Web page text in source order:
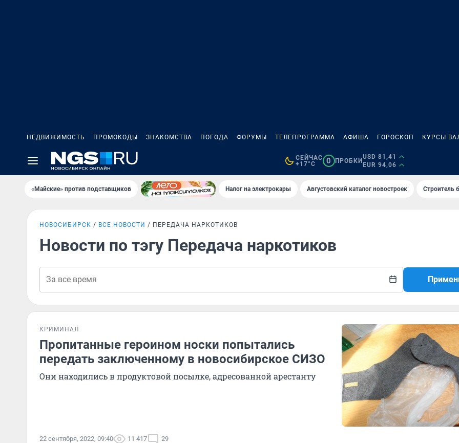
НЕДВИЖИМОСТЬ ПРОМОКОДЫ ЗНАКОМСТВА ПОГОДА ФОРУМЫ ТЕЛЕПРОГРАММА АФИША ГОРОСКОП КУРСЫ
СЕЙЧАС
+17°C
0 ПРОБКИ
USD 81,41
EUR 94,06
«Майские» против подставщиков Налог на электрокары Августовский каталог новостроек Строитель
НОВОСИБИРСК ВСЕ НОВОСТИ ПЕРЕДАЧА НАРКОТИКОВ
Новости по тэгу Передача наркотиков
КРИМИНАЛ
Пропитанные героином носки попытались
передать заключенному в новосибирское СИЗО
Они находились в продуктовой посылке, адресованной арестанту
22 сентября, 2022, 09:40 11 417 29